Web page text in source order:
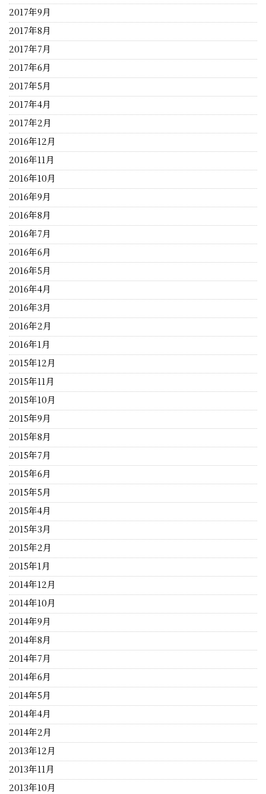
2017年9月
2017年8月
2017年7月
2017年6月
2017年5月
2017年4月
2017年2月
2016年12月
2016年11月
2016年10月
2016年9月
2016年8月
2016年7月
2016年6月
2016年5月
2016年4月
2016年3月
2016年2月
2016年1月
2015年12月
2015年11月
2015年10月
2015年9月
2015年8月
2015年7月
2015年6月
2015年5月
2015年4月
2015年3月
2015年2月
2015年1月
2014年12月
2014年10月
2014年9月
2014年8月
2014年7月
2014年6月
2014年5月
2014年4月
2014年2月
2013年12月
2013年11月
2013年10月